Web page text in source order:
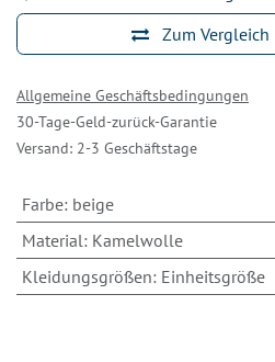
Zum
Allgemeine Geschäftsbedingungen
30-Tage-Geld-zurück-Garantie
Versand: 2-3 Geschäftstage
Farbe: beige
Material: Kamelwolle
Kleidungsgrößen: Einheitsgröße